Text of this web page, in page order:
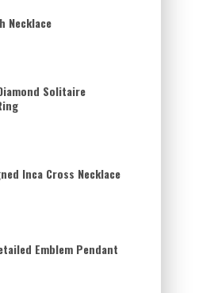
Necklace
Solitaire
Inca Cross Necklace
Emblem Pendant